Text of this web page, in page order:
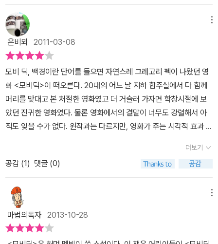
이 '내 배가 내 고향의 나무로 만들어진 두 번째 관이구나!'라고 말하
는데 이 역시 페달라의 예언을 생각하며 말한것이다.내가 이부분을
읽으면 이 피쿼드호는 '피할 수 없는 운명'이라는 쇠사슬을 감고 있는
거 같다.또한 나도 피쿼드호 같이 쇠사슬에 얽매여 보지 못할뿐, 이미
내 미래, 운명은 이미 정해져 있는것 같은 느낌이 든다. 페달라가 사라
진 이후, 아하브 선장은 나에게 자신의 보트를 타라는 지시를 내렸다.
-<모비 딕>, 푸른숲주니어, 2012년도, 228쪽- 나는 관 위로 기어 올
라갔다.잃어버린 친구 퀴퀘그의 얼굴이 떠올랐다.그가 내 생명을 구
해 주겠다고 한 약속도 생각났다.-<모비 딕>, 푸른숲주니어, 2012년
리게 된다.앞서 말했듯이 222쪽을 읽어보면 나는 피할 수 없는 운명
을 지니고 있는것 같은데 이부분을 읽어보면 이스마엘이 난파선에서
겨우 살아남아 레이첼호에 의해 구조되는데 이 부분은 피할 수 없는
'죽음'이라는 운명앞에서 이스마엘은 그 운명을 피했으니 이 이야기가
'피할 수 없는 운명'에 대해서 다루고 있는 건지, 운명을 극복할 수있
다는 이야기를 다루는 건지 잘 알수가 없다.하지만 의문이 생기기는
것이 의문이 생기는 만큼 이 책은 깊이 생각할수있게 해주는 좋은 책
이 과연 완역이었을까. 그렇지 않을 것이다. 그래도 지금까지 감동하
고 딱히 설명할 수 없는 어떤 느낌이 남아있지 않던가. 그래서 약간 수
정을 했다. 이렇게 쉽게 다가갈 수 있도록 나온 책을 환영하기로.사실
내가 청소년기에 이 책을 안 읽었기에 무척 궁금했었다. 지난번에어
떤 작가가 강연회에서 아이들에게 이 책을 적극 추천하기에 마음 속
으로 찜하고 있었던 책이다. 아직까지 알려진 것보다 모르는 것이 더
많다는 고래.동물 중 가장 크고 포유류이면서도 물 속에서 사는 신기
한 고래. 지금이야 함부로 고래 잡는 것을 금지하고 있지만 불과 얼마
전까지만 해도 고래잡이는 흔했었다.이 책은 화자인 이스마엘이 고래
잡이를 나가겠다고 결심하고 결국 고래잡이 배를 타고 항해 하면서
겪었던 일을 술회하는 식으로 되어 있다.이 소설은 허먼 멜빌이 살아
있을 때는 제대로 평가받지 못했다가 탄생 100주년, 사후 30년이 지
이겠냐만은 그래도 안타깝다. 자신의 소설이, 당시의 보편성을 타파
하고 새로운 시도를 했던 책이 인정받는 모습을 보았다면 그에 힘을
얻어 더 좋은 글을 쓸 수도 있지 않았을까. 이런 생각이야 역사에 '만
약'이라는 가정을 하는 것처럼 부질없는 짓이지만 말이다.다 읽고 나
서 생각했다. 분명 뭔가 다르긴 한데 딱히 무엇이 다른지 모르는 그런
은비뫼 2011-03-08
모비 딕, 백경이란 단어를 들으면 자연스레 그레고리 펙이 나왔던 영
화 <모비딕>이 떠오른다. 20대의 어느 날 지하 합주실에서 다 함께
머리를 맞대고 본 처절한 영화였고 더 거슬러 가자면 학창시절에 보
았던 진귀한 영화였다. 물론 영화에서의 결말이 너무도 강렬해서 아
직도 잊을 수가 없다. 원작과는 다르지만, 영화가 주는 시각적 효과 때
다. 집채만큼 거대한 모비 딕의 몸뚱이에서 최후를 맞는 아하브 선장
의 표정은 무엇으로도 표현할 수 없는 전율로 기억된다.다시 모비 딕
과 마주한다. 이번에는 푸른숲에서 나온 <모비 딕>으로 청소년용이
고 부담 없이 읽을 수 있는 분량이다. 잊고 있던 주인공 이스마엘이 첫
문장을 건넨다. 거시적으로 보자면 허먼 멜빌의 <모비 딕>에는 많은
것들이 두루 담겨 있다. 그러나 이번에 내가 주목한 부분은 미시적인
부분이다. 어디까지나 독자에 따라 미시적인 부분은 다르게 느껴질
더보기
공감 (1) 댓글 (0)
마법의독자 2013-10-28